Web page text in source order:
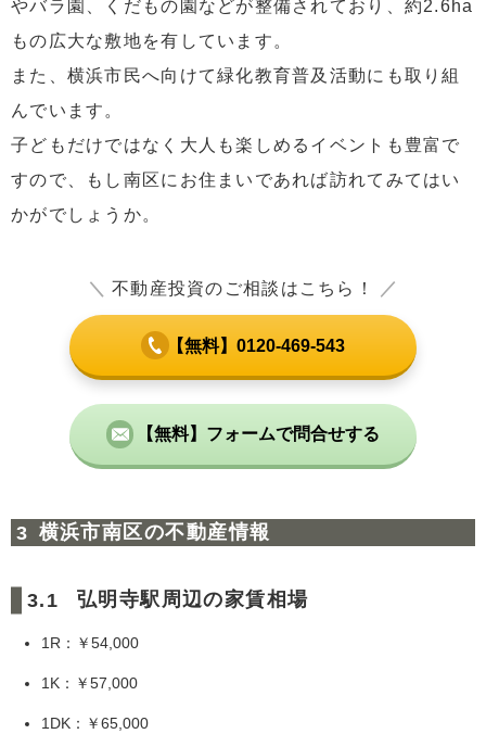
やバラ園、くだもの園などが整備されており、約2.6ha
もの広大な敷地を有しています。
また、横浜市民へ向けて緑化教育普及活動にも取り組
んでいます。
子どもだけではなく大人も楽しめるイベントも豊富で
すので、もし南区にお住まいであれば訪れてみてはい
かがでしょうか。
＼ 不動産投資のご相談はこちら！ ／
【無料】0120-469-543
【無料】フォームで問合せする
横浜市南区の不動産情報
弘明寺駅周辺の家賃相場
1R：￥54,000
1K：￥57,000
1DK：￥65,000